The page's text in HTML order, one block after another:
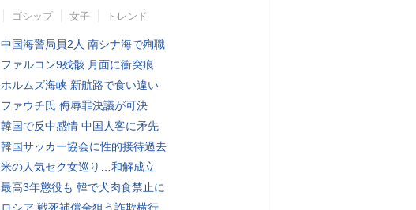
ゴシップ 女子 トレンド
中国海警局員2人 南シナ海で殉職
ファルコン9残骸 月面に衝突痕
ホルムズ海峡 新航路で食い違い
ファウチ氏 侮辱罪決議が可決
韓国で反中感情 中国人客に矛先
韓国サッカー協会に性的接待過去
米の人気セク女巡り…和解成立
最高3年懲役も 韓で犬肉食禁止に
ロシア 戦死補償金狙う詐欺横行